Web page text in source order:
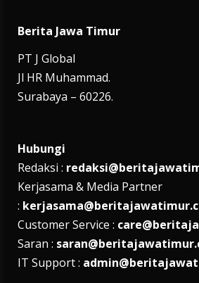
Berita Jawa Timur
PT J Global
Jl HR Muhammad.
Surabaya – 60226.
Hubungi
Redaksi :
Kerjasama & Media Partner
:
Customer Service :
Saran :
IT Support :